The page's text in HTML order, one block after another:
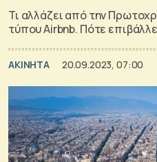
Τι αλλάζει από την
τύπου Airbnb. Πότε
ΑΚΙΝΗΤΑ 20.09.2023, 07:00